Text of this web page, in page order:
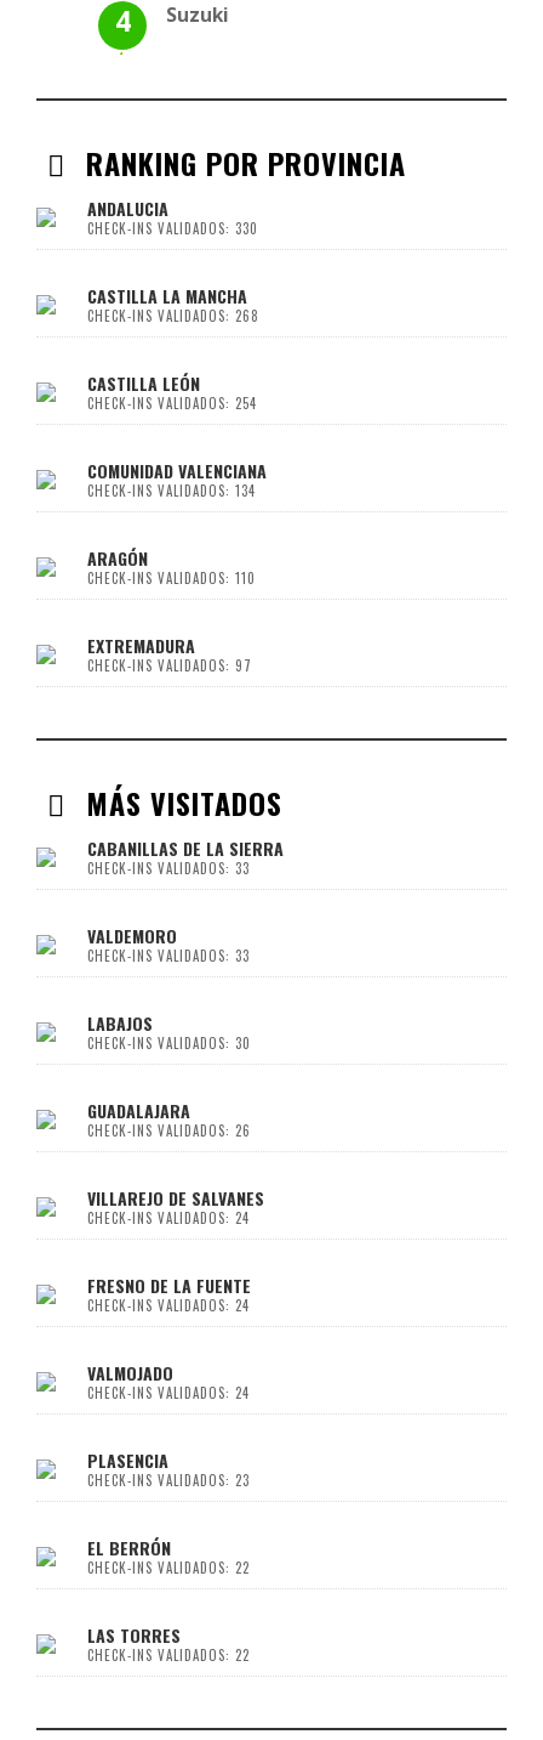
Suzuki
RANKING POR PROVINCIA
ANDALUCIA
CHECK-INS VALIDADOS: 330
CASTILLA LA MANCHA
CHECK-INS VALIDADOS: 268
CASTILLA LEÓN
CHECK-INS VALIDADOS: 254
COMUNIDAD VALENCIANA
CHECK-INS VALIDADOS: 134
ARAGÓN
CHECK-INS VALIDADOS: 110
EXTREMADURA
CHECK-INS VALIDADOS: 97
MÁS VISITADOS
CABANILLAS DE LA SIERRA
CHECK-INS VALIDADOS: 33
VALDEMORO
CHECK-INS VALIDADOS: 33
LABAJOS
CHECK-INS VALIDADOS: 30
GUADALAJARA
CHECK-INS VALIDADOS: 26
VILLAREJO DE SALVANES
CHECK-INS VALIDADOS: 24
FRESNO DE LA FUENTE
CHECK-INS VALIDADOS: 24
VALMOJADO
CHECK-INS VALIDADOS: 24
PLASENCIA
CHECK-INS VALIDADOS: 23
EL BERRÓN
CHECK-INS VALIDADOS: 22
LAS TORRES
CHECK-INS VALIDADOS: 22